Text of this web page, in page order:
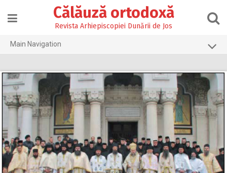
content
Călăuză ortodoxă
Revista Arhiepiscopiei Dunării de Jos
Main Navigation
2026
2025
2023
2022